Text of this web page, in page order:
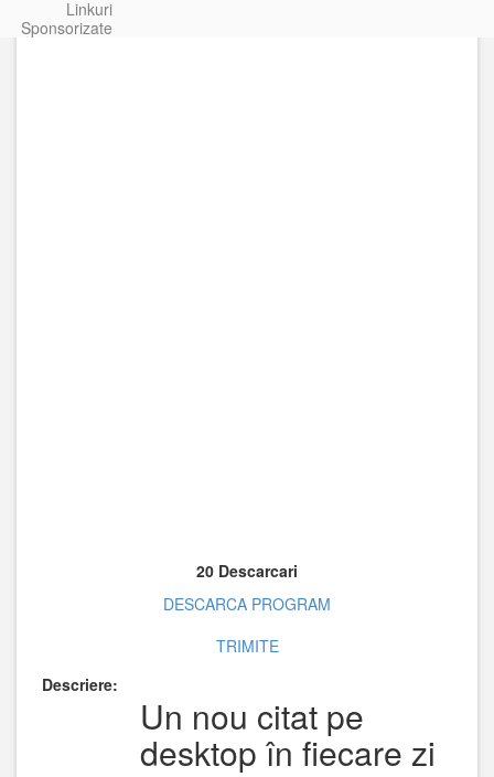
Linkuri
Sponsorizate
20 Descarcari
DESCARCA PROGRAM
TRIMITE
Descriere:
Un nou citat pe
desktop în fiecare zi